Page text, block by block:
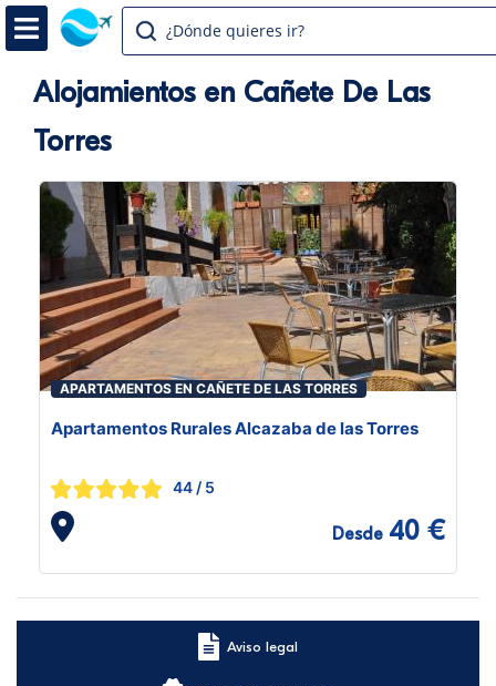
¿Dónde quieres ir?
Alojamientos en Cañete De Las
Torres
APARTAMENTOS EN CAÑETE DE LAS TORRES
Apartamentos Rurales Alcazaba de las Torres
44 / 5
Desde 40 €
Aviso legal